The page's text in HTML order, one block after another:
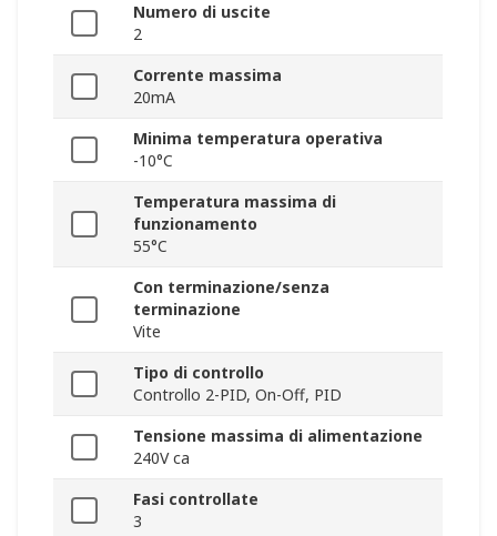
Numero di uscite
2
Corrente massima
20mA
Minima temperatura operativa
-10°C
Temperatura massima di
funzionamento
55°C
Con terminazione/senza
terminazione
Vite
Tipo di controllo
Controllo 2-PID, On-Off, PID
Tensione massima di alimentazione
240V ca
Fasi controllate
3